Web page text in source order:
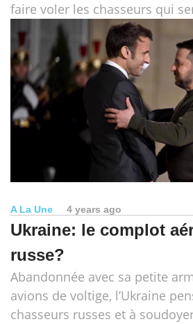
faire voler les chasseurs qui
A La Une 4 years ago
Ukraine: le complot
russe?
Abandonnée avec sa petite
avions de voltige, l’Ukraine
chasseurs russes et à